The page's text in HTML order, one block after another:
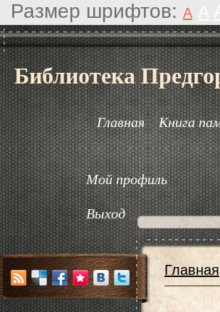
Размер шрифтов: A
Библиотека
Главная Книга
Мой профиль
Выход
Главная